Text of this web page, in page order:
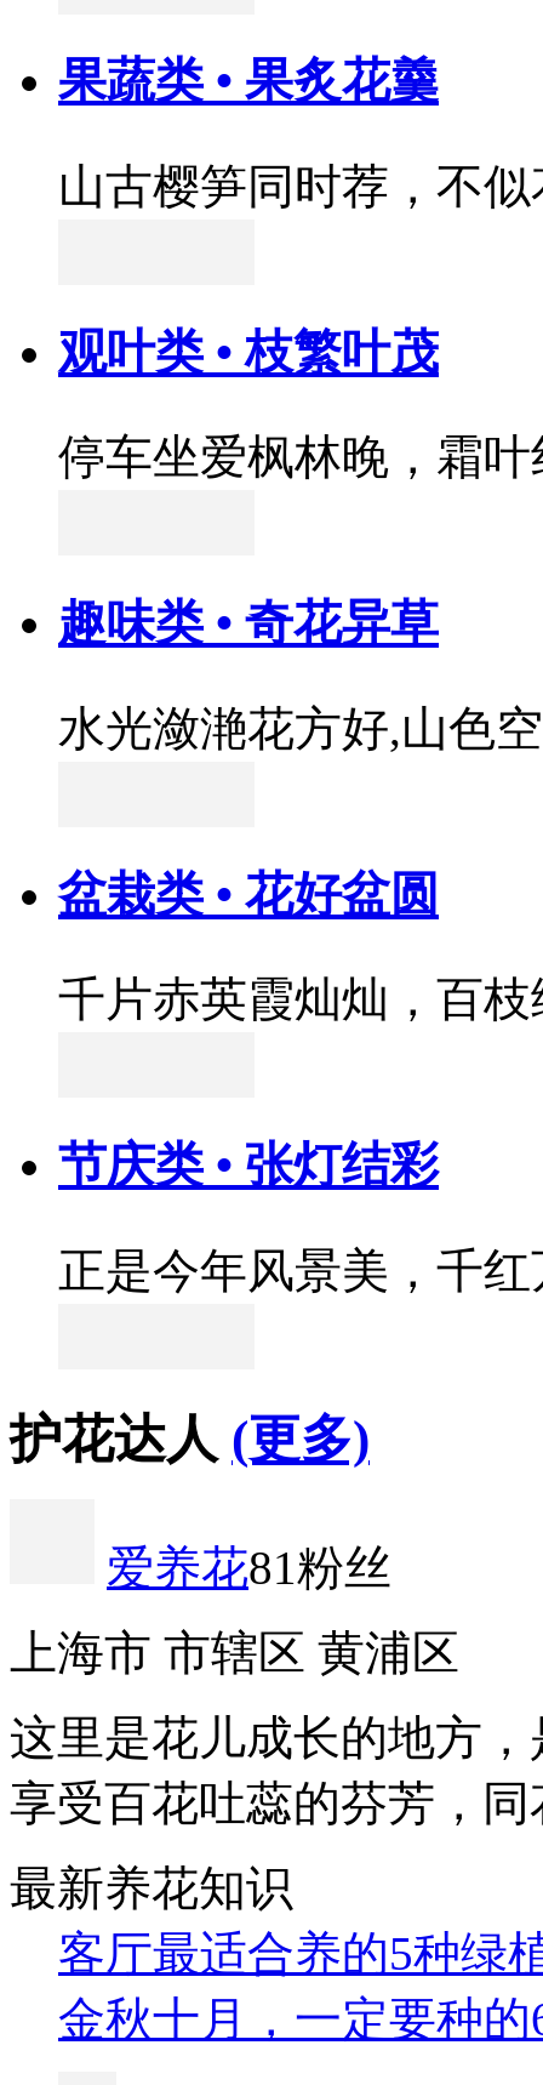
果蔬类 • 果炙花羹
山古樱笋同时荐，不
观叶类 • 枝繁叶茂
停车坐爱枫林晚，霜
趣味类 • 奇花异草
水光潋滟花方好,山色
盆栽类 • 花好盆圆
千片赤英霞灿灿，百
节庆类 • 张灯结彩
正是今年风景美，千
护花达人 (更多)
爱养花81粉丝
上海市 市辖区 黄浦区
这里是花儿成长的地方
享受百花吐蕊的芬芳，
最新养花知识
客厅最适合养的5种绿
金秋十月，一定要种